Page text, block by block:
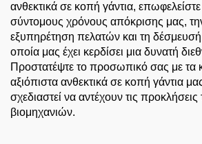
ανθεκτικά σε κοπή γάντια,
σύντομους χρόνους απόκρισης μας, την
εξυπηρέτηση πελατών και τη δέσμευσή
οποία μας έχει κερδίσει μια δυνατή
Προστατέψτε το προσωπικό σας με τα
αξιόπιστα ανθεκτικά σε κοπή γάντια
σχεδιαστεί να αντέχουν τις
βιομηχανιών.